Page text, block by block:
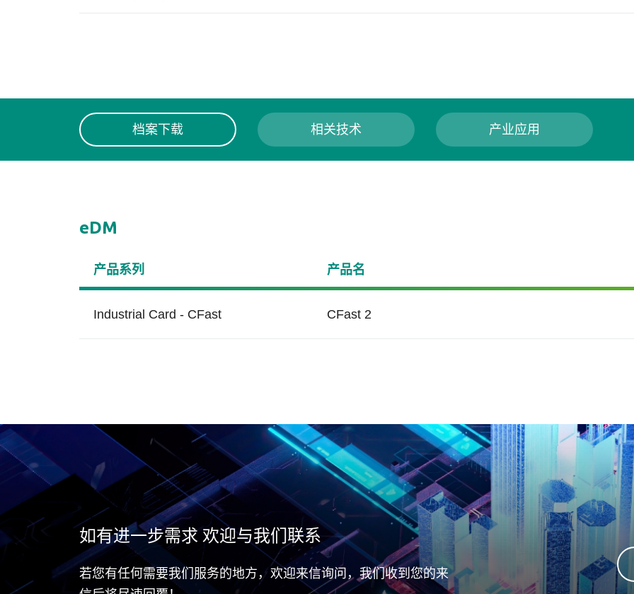
档案下载 相关技术 产业应用
eDM
产品系列 产品名
Industrial Card - CFast CFast 2
指令，让用户可获取硬盘状态
信息和预测潜在的硬盘故障。
S.M.A.R.T. 通过监测和显示关
键硬盘信息来为用户提供计划
外停机警告
供应商软件指令防止硬盘进行
未经授权的数据写入。
宇瞻的产品采用宽温支持
以确保-40°C到85°C的极
度下的工作可靠性
坚实防护、无可匹敌 资安防护 滴水不露 安全稳固、精密可靠
如有进一步需求 欢迎与我们联系
若您有任何需要我们服务的地方，欢迎来信询问，我们收到您的来